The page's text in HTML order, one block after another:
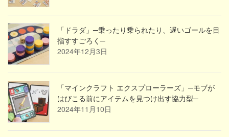
「ドラダ」─乗ったり乗られたり、遅いゴールを目
指すすごろく─
2024年12月3日
「マインクラフト エクスプローラーズ」─モブが
はびこる前にアイテムを見つけ出す協力型─
2024年11月10日